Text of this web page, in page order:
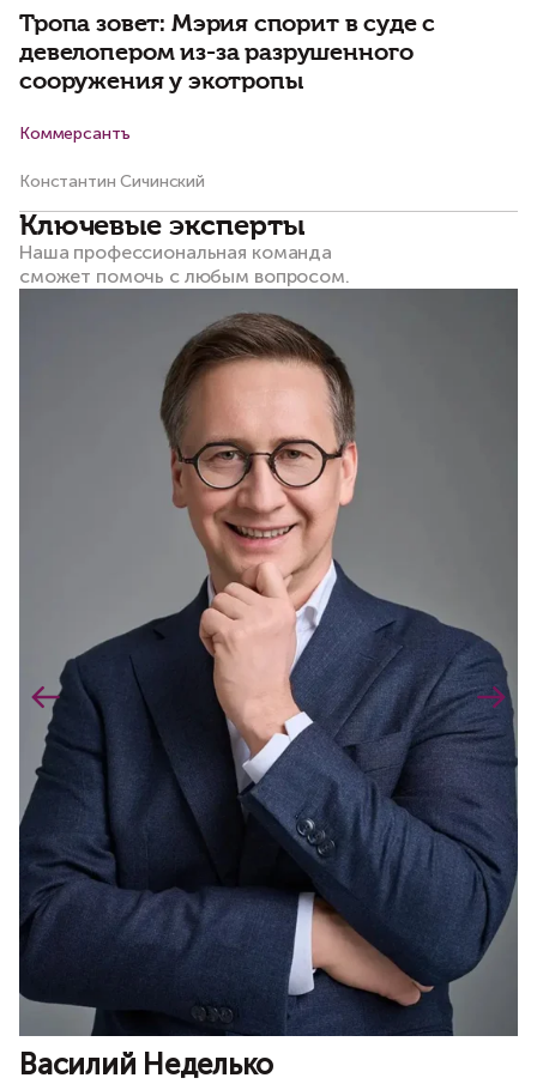
Тропа зовет: Мэрия спорит в суде с
девелопером из-за разрушенного
сооружения у экотропы
Коммерсантъ
Константин Сичинский
Ключевые эксперты
Наша профессиональная команда
сможет помочь с любым вопросом.​
Василий Неделько